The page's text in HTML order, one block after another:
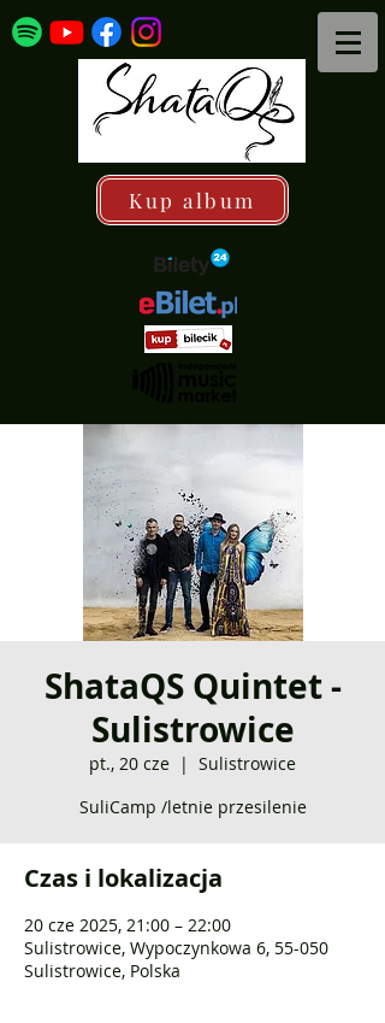
Kup album
ShataQS Quintet -
Sulistrowice
pt., 20 cze
  |
Sulistrowice
SuliCamp /letnie przesilenie
Czas i lokalizacja
20 cze 2025, 21:00 – 22:00
Sulistrowice, Wypoczynkowa 6, 55-050
Sulistrowice, Polska